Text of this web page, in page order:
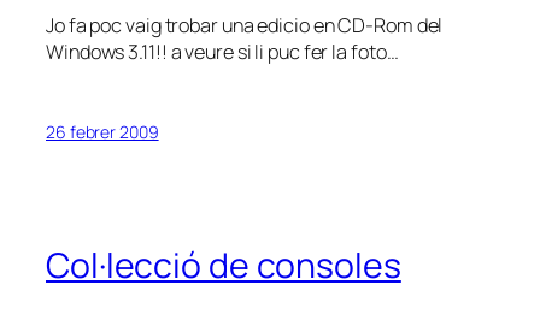
Jo fa poc vaig trobar una edicio en CD-Rom del
Windows 3.11!! a veure si li puc fer la foto…
26 febrer 2009
Col·lecció de consoles